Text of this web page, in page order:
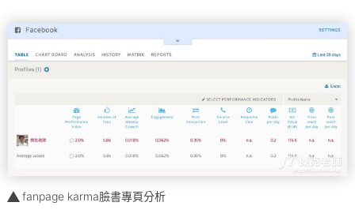
fanpage karma臉書專頁分析